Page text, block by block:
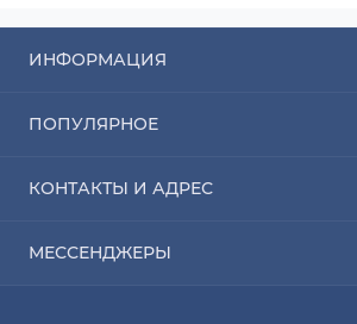
ИНФОРМАЦИЯ
Оплата
О компании
Карта сайта
ПОПУЛЯРНОЕ
Насосы для воды
Котлы отопления
КОНТАКТЫ И АДРЕС
до 14:00
МЕССЕНДЖЕРЫ